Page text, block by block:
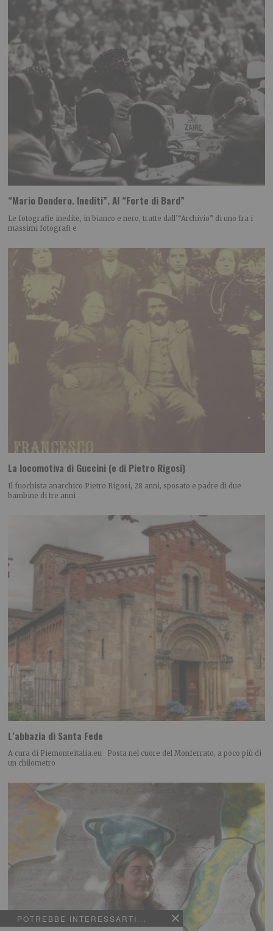
POTREBBE INTERESSARTI...
“Mario Dondero. Inediti”. Al “Forte di Bard”
Le fotografie inedite, in bianco e nero, tratte dall’“Archivio” di uno fra i
massimi fotografi e
La locomotiva di Guccini (e di Pietro Rigosi)
Il fuochista anarchico Pietro Rigosi, 28 anni, sposato e padre di due
bambine di tre anni
L’abbazia di Santa Fede
A cura di Piemonteitalia.eu Posta nel cuore del Monferrato, a poco più di
un chilometro